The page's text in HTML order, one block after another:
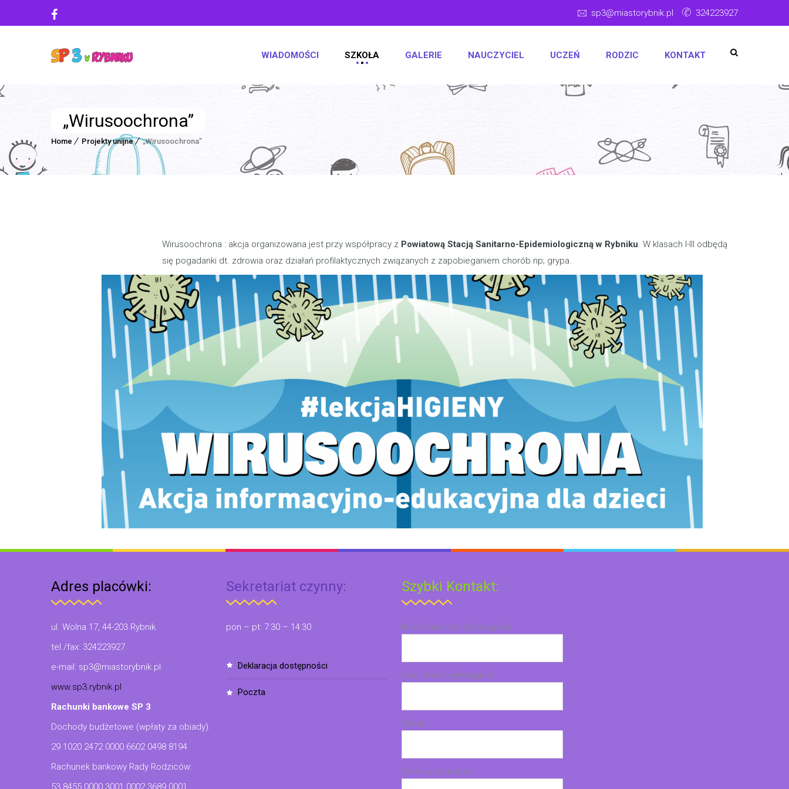
sp3@miastorybnik.pl 324223927
WIADOMOŚCI SZKOŁA GALERIE NAUCZYCIEL UCZEŃ RODZIC KONTAKT
„Wirusoochrona”
Home Projekty unijne „Wirusoochrona”
Wirusoochrona : akcja organizowana jest przy współpracy z Powiatową Stacją Sanitarno-Epidemiologiczną w Rybniku. W klasach I-III odbędą
się pogadanki dt. zdrowia oraz działań profilaktycznych związanych z zapobieganiem chorób np; grypa.
Adres placówki:
ul. Wolna 17, 44-203 Rybnik
tel./fax: 324223927
e-mail: sp3@miastorybnik.pl
www.sp3.rybnik.pl
Rachunki bankowe SP 3
Dochody budżetowe (wpłaty za obiady):
29 1020 2472 0000 6602 0498 8194
Rachunek bankowy Rady Rodziców:
53 8455 0000 3001 0002 3689 0001
Sekretariat czynny:
pon – pt: 7:30 – 14:30
deklaracja dostępności
poczta
Szybki Kontakt:
Imię i nazwisko (wymagane)
Twój email (wymagane)
Temat
Treść wiadomości